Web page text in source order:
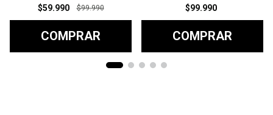
$59.990 $99.990
COMPRAR
$99.990
COMPRAR